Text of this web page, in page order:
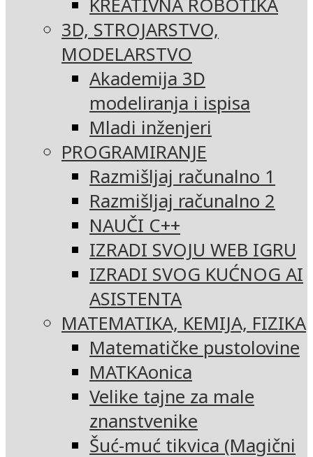
KREATIVNA ROBOTIKA
3D, STROJARSTVO,
MODELARSTVO
Akademija 3D
modeliranja i ispisa
Mladi inženjeri
PROGRAMIRANJE
Razmišljaj računalno 1
Razmišljaj računalno 2
NAUČI C++
IZRADI SVOJU WEB IGRU
IZRADI SVOG KUĆNOG AI
ASISTENTA
MATEMATIKA, KEMIJA, FIZIKA
Matematičke pustolovine
MATKAonica
Velike tajne za male
znanstvenike
Šuć-muć tikvica (Magični